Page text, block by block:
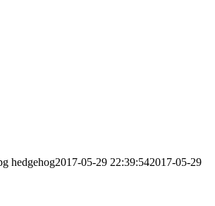
hedgehog2017-05-29 22:39:542017-05-29